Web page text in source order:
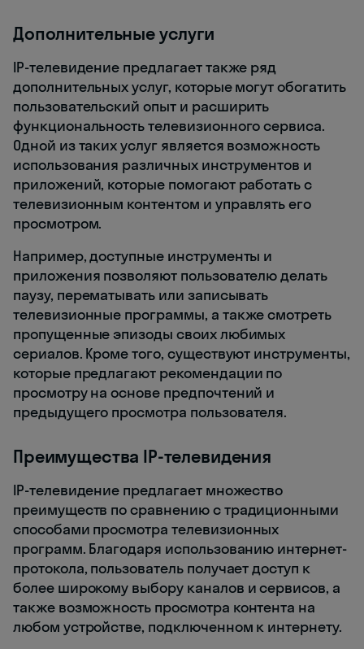
Дополнительные услуги
IP-телевидение предлагает также ряд
дополнительных услуг, которые могут обогатить
пользовательский опыт и расширить
функциональность телевизионного сервиса.
Одной из таких услуг является возможность
использования различных инструментов и
приложений, которые помогают работать с
телевизионным контентом и управлять его
просмотром.
Например, доступные инструменты и
приложения позволяют пользователю делать
паузу, перематывать или записывать
телевизионные программы, а также смотреть
пропущенные эпизоды своих любимых
сериалов. Кроме того, существуют инструменты,
которые предлагают рекомендации по
просмотру на основе предпочтений и
предыдущего просмотра пользователя.
Преимущества IP-телевидения
IP-телевидение предлагает множество
преимуществ по сравнению с традиционными
способами просмотра телевизионных
программ. Благодаря использованию интернет-
протокола, пользователь получает доступ к
более широкому выбору каналов и сервисов, а
также возможность просмотра контента на
любом устройстве, подключенном к интернету.